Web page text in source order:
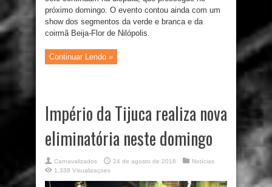
próximo domingo. O evento contou ainda com um
show dos segmentos da verde e branca e da
coirmã Beija-Flor de Nilópolis.
Continuar Lendo »
Império da Tijuca realiza nova
eliminatória neste domingo
Carnavalizados 24 de agosto de 2018
Notícias
1,338 Visualizaçoes